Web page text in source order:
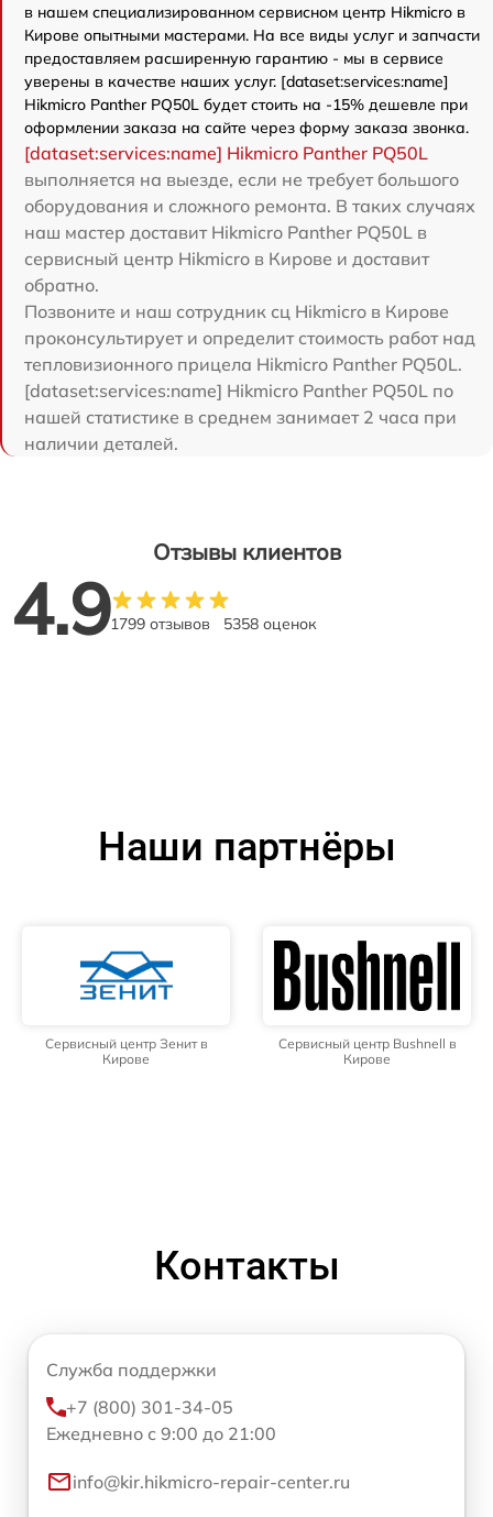
в нашем специализированном сервисном центр Hikmicro в
Кирове опытными мастерами. На все виды услуг и запчасти
предоставляем расширенную гарантию - мы в сервисе
уверены в качестве наших услуг. [dataset:services:name]
Hikmicro Panther PQ50L будет стоить на -15% дешевле при
оформлении заказа на сайте через форму заказа звонка.
[dataset:services:name] Hikmicro Panther PQ50L
выполняется на выезде, если не требует большого
оборудования и сложного ремонта. В таких случаях
наш мастер доставит Hikmicro Panther PQ50L в
сервисный центр Hikmicro в Кирове и доставит
обратно.
Позвоните и наш сотрудник сц Hikmicro в Кирове
проконсультирует и определит стоимость работ над
тепловизионного прицела Hikmicro Panther PQ50L.
[dataset:services:name] Hikmicro Panther PQ50L по
нашей статистике в среднем занимает 2 часа при
наличии деталей.
Отзывы клиентов
4.91799 отзывов 5358 оценок
Наши партнёры
Сервисный центр Зенит в
Кирове
Сервисный центр Bushnell в
Кирове
Контакты
Служба поддержки
+7 (800) 301-34-05
Ежедневно с 9:00 до 21:00
info@kir.hikmicro-repair-center.ru